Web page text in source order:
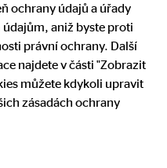
způsobů:
241 094 110, +420
od 9.00 do 17.00 hodin)
241 094 180
ochrany údajů a úřady
aniž byste proti
právní ochrany. Další
najdete v části "Zobrazit
můžete kdykoli upravit
zásadách ochrany